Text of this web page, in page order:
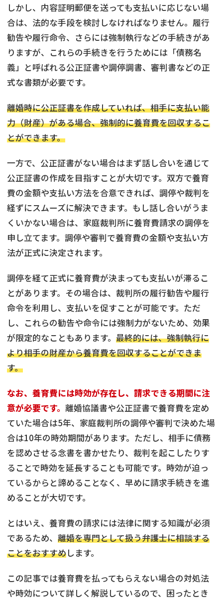
しかし、内容証明郵便を送っても支払いに応じない場
合は、法的な手段を検討しなければなりません。履行
勧告や履行命令、さらには強制執行などの手続きがあ
りますが、これらの手続きを行うためには「債務名
義」と呼ばれる公正証書や調停調書、審判書などの正
式な書類が必要です。
離婚時に公正証書を作成していれば、相手に支払い能
力（財産）がある場合、強制的に養育費を回収するこ
とができます。
一方で、公正証書がない場合はまず話し合いを通じて
公正証書の作成を目指すことが大切です。双方で養育
費の金額や支払い方法を合意できれば、調停や裁判を
経ずにスムーズに解決できます。もし話し合いがうま
くいかない場合は、家庭裁判所に養育費請求の調停を
申し立てます。調停や審判で養育費の金額や支払い方
法が正式に決定されます。
調停を経て正式に養育費が決まっても支払いが滞るこ
とがあります。その場合は、裁判所の履行勧告や履行
命令を利用し、支払いを促すことが可能です。ただ
し、これらの勧告や命令には強制力がないため、効果
が限定的なこともあります。 最終的には、強制執行に
より相手の財産から養育費を回収することができま
す。
なお、養育費には時効が存在し、請求できる期間に注
意が必要です。 離婚協議書や公正証書で養育費を定め
ていた場合は5年、家庭裁判所の調停や審判で決めた場
合は10年の時効期間があります。ただし、相手に債務
を認めさせる念書を書かせたり、裁判を起こしたりす
ることで時効を延長することも可能です。時効が迫っ
ているからと諦めることなく、早めに請求手続きを進
めることが大切です。
とはいえ、養育費の請求には法律に関する知識が必須
であるため、 離婚を専門として扱う弁護士に相談する
ことをおすすめします。
この記事では養育費を払ってもらえない場合の対処法
や時効について詳しく解説しているので、困ったとき